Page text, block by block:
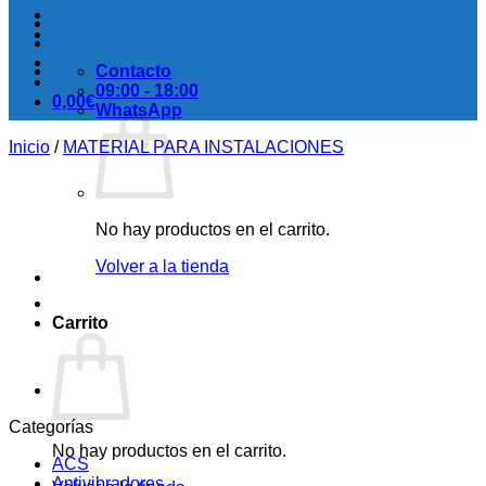
0,00€
No hay productos en el carrito.
Volver a la tienda
Carrito
No hay productos en el carrito.
Contacto
09:00 - 18:00
WhatsApp
Inicio / MATERIAL PARA INSTALACIONES
Categorías
ACS